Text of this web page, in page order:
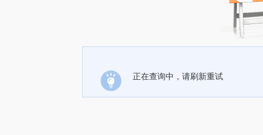
正在查询中，请刷新重试